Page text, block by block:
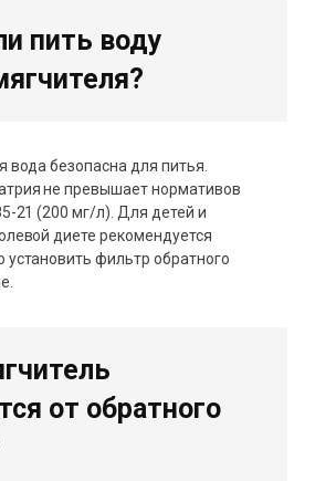
пить воду
вода безопасна для питья.
не превышает нормативов
21 (200 мг/л). Для детей и
диете рекомендуется
установить фильтр обратного
от обратного